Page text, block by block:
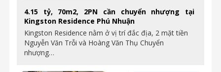
4.15 tỷ, 70m2, 2PN cần chuyển nhượng tại
Kingston Residence Phú Nhuận
Kingston Residence nằm ở vị trí đắc địa, 2 mặt tiền
Nguyễn Văn Trỗi và Hoàng Văn Thụ Chuyển
nhượng…